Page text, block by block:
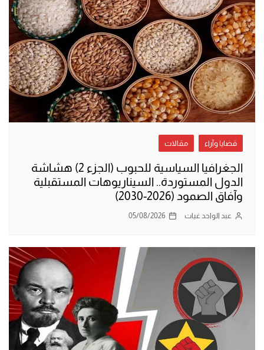
قضايا وآراء مقالات
الجغرافيا السياسية للحبوب (الجزء 2) هشاشة
الدول المستوردة.. السيناريوهات المستقبلية
وآفاق الصمود (2026-2030)
عبد الواحد غيات 05/08/2026